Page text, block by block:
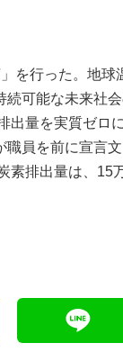
潟市西区山田2310-39
210-1200
時間 9:00～18:00
を行った。地球
続可能な未来社
出量を実質ゼロ
職員を前に宣言
素排出量は、15